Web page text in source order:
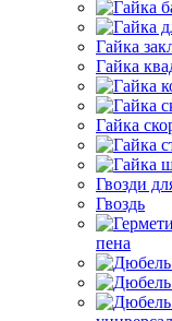
Гайка
Гайка
Гайка
Гвозди
Гвоздь
пена